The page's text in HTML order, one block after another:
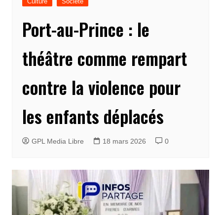
Port-au-Prince : le
théâtre comme rempart
contre la violence pour
les enfants déplacés
GPL Media Libre 18 mars 2026 0